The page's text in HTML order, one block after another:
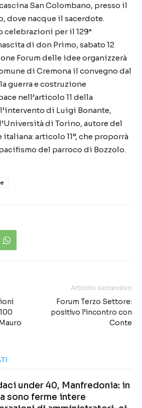
San Colombano, presso il
dove nacque il sacerdote.
celebrazioni per il 129°
di don Primo, sabato 12
Forum delle idee organizzerà
di Cremona il convegno dal
guerra e costruzione
nell’articolo 11 della
di Luigi Bonante,
di Torino, autore del
articolo 11”, che proporrà
del parroco di Bozzolo.
Articolo successivo
Forum Terzo Settore:
positivo l’incontro con
Conte
under 40, Manfredonia: in
sono ferme intere